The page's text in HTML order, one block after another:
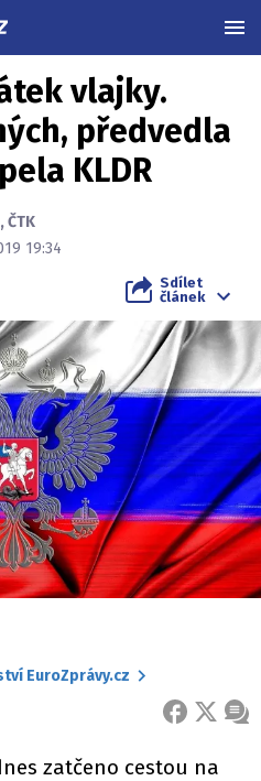
vlajky.
předvedla
KLDR
,ČTK
19:34
Sdílet
článek
EuroZprávy.cz
FACEBOOK
X
zatčeno cestou na